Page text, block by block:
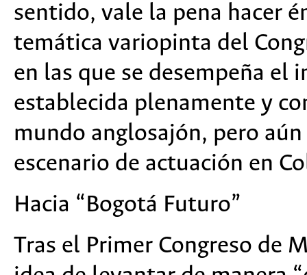
sentido, vale la pena hacer
temática variopinta del
en las que se desempeña el
establecida plenamente y
mundo anglosajón, pero
escenario de actuación en
Hacia “Bogotá Futuro”
Tras el Primer Congreso de